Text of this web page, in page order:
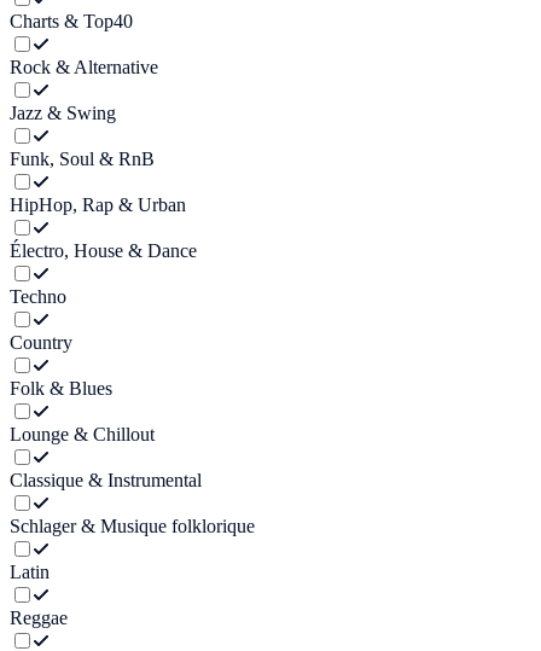
Charts & Top40
Rock & Alternative
Jazz & Swing
Funk, Soul & RnB
HipHop, Rap & Urban
Électro, House & Dance
Techno
Country
Folk & Blues
Lounge & Chillout
Classique & Instrumental
Schlager & Musique folklorique
Latin
Reggae